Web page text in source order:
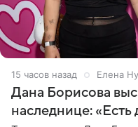
15 часов назад Елена
Дана Борисова
наследнице: